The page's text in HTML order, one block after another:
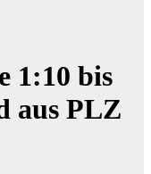
1:10 bis
aus PLZ